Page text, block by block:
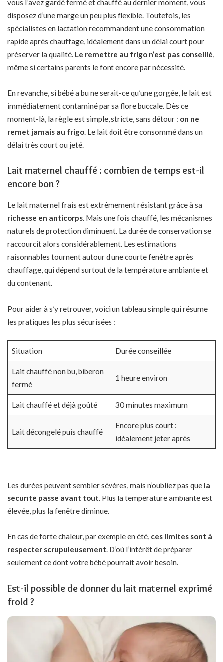
vous l’avez gardé fermé et chauffé au dernier moment, vous
disposez d’une marge un peu plus flexible. Toutefois, les
spécialistes en lactation recommandent une consommation
rapide après chauffage, idéalement dans un délai court pour
préserver la qualité. Le remettre au frigo n’est pas conseillé,
même si certains parents le font encore par nécessité.
En revanche, si bébé a bu ne serait-ce qu’une gorgée, le lait est
immédiatement contaminé par sa flore buccale. Dès ce
moment-là, la règle est simple, stricte, sans détour : on ne
remet jamais au frigo. Le lait doit être consommé dans un
délai très court ou jeté.
Lait maternel chauffé : combien de temps est-il
encore bon ?
Le lait maternel frais est extrêmement résistant grâce à sa
richesse en anticorps. Mais une fois chauffé, les mécanismes
naturels de protection diminuent. La durée de conservation se
raccourcit alors considérablement. Les estimations
raisonnables tournent autour d’une courte fenêtre après
chauffage, qui dépend surtout de la température ambiante et
du contenant.
Pour aider à s’y retrouver, voici un tableau simple qui résume
les pratiques les plus sécurisées :
Situation Durée conseillée
Lait chauffé non bu, biberon
fermé
1 heure environ
Lait chauffé et déjà goûté 30 minutes maximum
Lait décongelé puis chauffé
Encore plus court :
idéalement jeter après
Les durées peuvent sembler sévères, mais n’oubliez pas que la
sécurité passe avant tout. Plus la température ambiante est
élevée, plus la fenêtre diminue.
En cas de forte chaleur, par exemple en été, ces limites sont à
respecter scrupuleusement. D’où l’intérêt de préparer
seulement ce dont votre bébé pourrait avoir besoin.
Est-il possible de donner du lait maternel exprimé
froid ?